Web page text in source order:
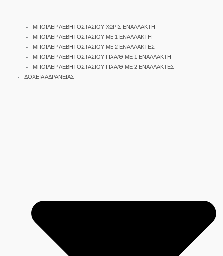
ΜΠΟΙΛΕΡ ΛΕΒΗΤΟΣΤΑΣΙΟΥ ΧΩΡΙΣ ΕΝΑΛΛΑΚΤΗ
ΜΠΟΙΛΕΡ ΛΕΒΗΤΟΣΤΑΣΙΟΥ ΜΕ 1 ΕΝΑΛΛΑΚΤΗ
ΜΠΟΙΛΕΡ ΛΕΒΗΤΟΣΤΑΣΙΟΥ ΜΕ 2 ΕΝΑΛΛΑΚΤΕΣ
ΜΠΟΙΛΕΡ ΛΕΒΗΤΟΣΤΑΣΙΟΥ ΓΙΑ Α/Θ ΜΕ 1 ΕΝΑΛΛΑΚΤΗ
ΜΠΟΙΛΕΡ ΛΕΒΗΤΟΣΤΑΣΙΟΥ ΓΙΑ Α/Θ ΜΕ 2 ΕΝΑΛΛΑΚΤΕΣ
ΔΟΧΕΙΑ ΑΔΡΑΝΕΙΑΣ